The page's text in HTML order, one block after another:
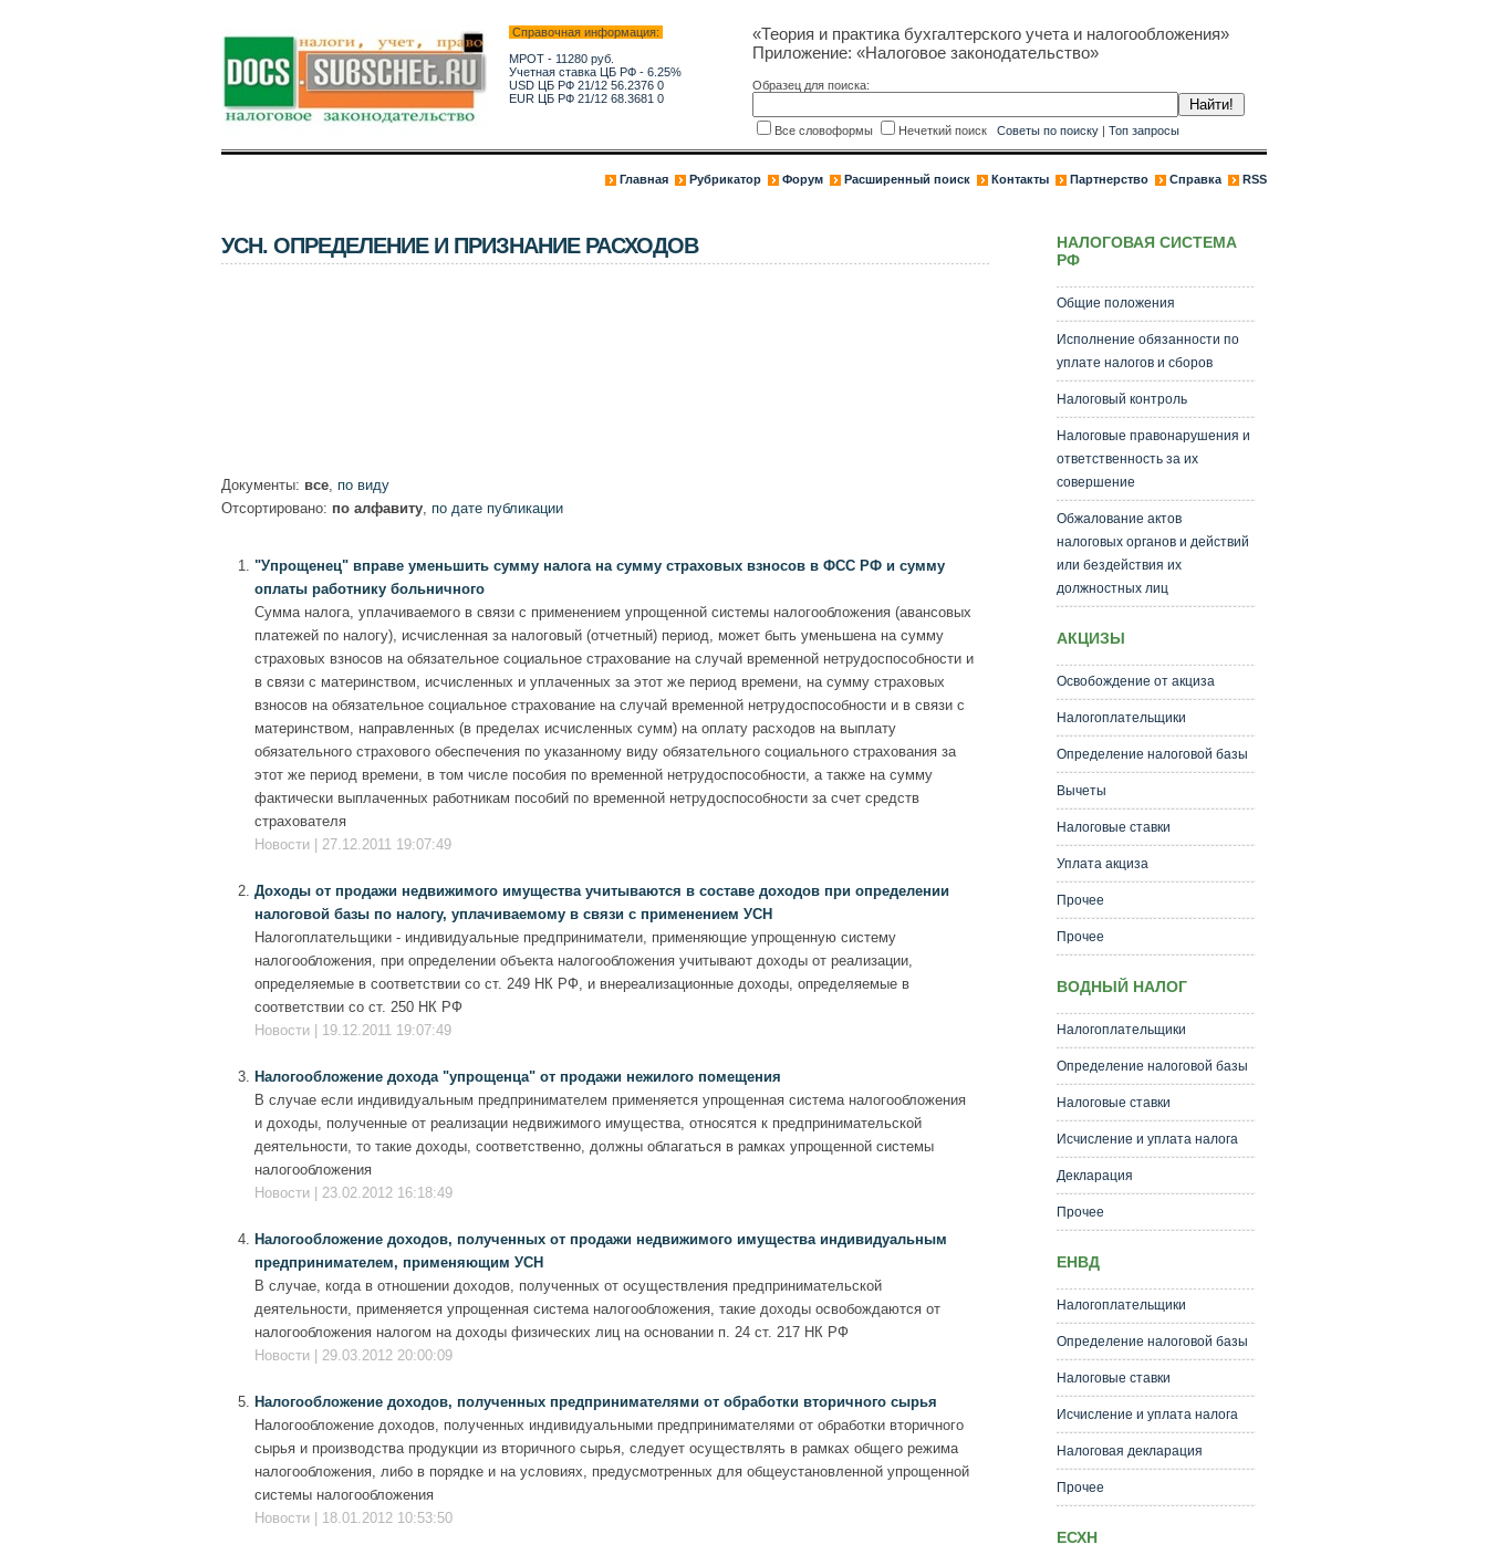
Справочная информация:
МРОТ - 11280 руб.
Учетная ставка ЦБ РФ - 6.25%
USD ЦБ РФ 21/12 56.2376 0
EUR ЦБ РФ 21/12 68.3681 0
«Теория и практика бухгалтерского учета и налогообложения»
Приложение: «Налоговое законодательство»
Образец для поиска:
Все словоформы Нечеткий поиск Советы по поиску| Топ запросы
Главная Рубрикатор Форум Расширенный поиск Контакты Партнерство Справка RSS
УСН. ОПРЕДЕЛЕНИЕ И ПРИЗНАНИЕ РАСХОДОВ
Документы: все, по виду
Отсортировано: по алфавиту, по дате публикации
"Упрощенец" вправе уменьшить сумму налога на сумму страховых взносов в ФСС РФ и сумму
оплаты работнику больничного
Сумма налога, уплачиваемого в связи с применением упрощенной системы налогообложения (авансовых
платежей по налогу), исчисленная за налоговый (отчетный) период, может быть уменьшена на сумму
страховых взносов на обязательное социальное страхование на случай временной нетрудоспособности и
в связи с материнством, исчисленных и уплаченных за этот же период времени, на сумму страховых
взносов на обязательное социальное страхование на случай временной нетрудоспособности и в связи с
материнством, направленных (в пределах исчисленных сумм) на оплату расходов на выплату
обязательного страхового обеспечения по указанному виду обязательного социального страхования за
этот же период времени, в том числе пособия по временной нетрудоспособности, а также на сумму
фактически выплаченных работникам пособий по временной нетрудоспособности за счет средств
страхователя
Новости | 27.12.2011 19:07:49
Доходы от продажи недвижимого имущества учитываются в составе доходов при определении
налоговой базы по налогу, уплачиваемому в связи с применением УСН
Налогоплательщики - индивидуальные предприниматели, применяющие упрощенную систему
налогообложения, при определении объекта налогообложения учитывают доходы от реализации,
определяемые в соответствии со ст. 249 НК РФ, и внереализационные доходы, определяемые в
соответствии со ст. 250 НК РФ
Новости | 19.12.2011 19:07:49
Налогообложение дохода "упрощенца" от продажи нежилого помещения
В случае если индивидуальным предпринимателем применяется упрощенная система налогообложения
и доходы, полученные от реализации недвижимого имущества, относятся к предпринимательской
деятельности, то такие доходы, соответственно, должны облагаться в рамках упрощенной системы
налогообложения
Новости | 23.02.2012 16:18:49
Налогообложение доходов, полученных от продажи недвижимого имущества индивидуальным
предпринимателем, применяющим УСН
В случае, когда в отношении доходов, полученных от осуществления предпринимательской
деятельности, применяется упрощенная система налогообложения, такие доходы освобождаются от
налогообложения налогом на доходы физических лиц на основании п. 24 ст. 217 НК РФ
Новости | 29.03.2012 20:00:09
Налогообложение доходов, полученных предпринимателями от обработки вторичного сырья
Налогообложение доходов, полученных индивидуальными предпринимателями от обработки вторичного
сырья и производства продукции из вторичного сырья, следует осуществлять в рамках общего режима
налогообложения, либо в порядке и на условиях, предусмотренных для общеустановленной упрощенной
системы налогообложения
Новости | 18.01.2012 10:53:50
НАЛОГОВАЯ СИСТЕМА
РФ
Общие положения
Исполнение обязанности по
уплате налогов и сборов
Налоговый контроль
Налоговые правонарушения и
ответственность за их
совершение
Обжалование актов
налоговых органов и действий
или бездействия их
должностных лиц
АКЦИЗЫ
Освобождение от акциза
Налогоплательщики
Определение налоговой базы
Вычеты
Налоговые ставки
Уплата акциза
Прочее
Прочее
ВОДНЫЙ НАЛОГ
Налогоплательщики
Определение налоговой базы
Налоговые ставки
Исчисление и уплата налога
Декларация
Прочее
ЕНВД
Налогоплательщики
Определение налоговой базы
Налоговые ставки
Исчисление и уплата налога
Налоговая декларация
Прочее
ЕСХН